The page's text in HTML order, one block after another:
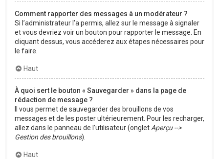
Comment rapporter des messages à un modérateur ?
Si l’administrateur l’a permis, allez sur le message à signaler
et vous devriez voir un bouton pour rapporter le message. En
cliquant dessus, vous accéderez aux étapes nécessaires pour
le faire.
Haut
À quoi sert le bouton « Sauvegarder » dans la page de
rédaction de message ?
Il vous permet de sauvegarder des brouillons de vos
messages et de les poster ultérieurement. Pour les recharger,
allez dans le panneau de l’utilisateur (onglet Aperçu -->
Gestion des brouillons).
Haut